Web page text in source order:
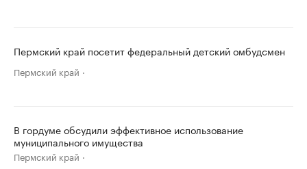
Пермский край посетит федеральный детский омбудсмен
Пермский край
В гордуме обсудили эффективное использование
муниципального имущества
Пермский край